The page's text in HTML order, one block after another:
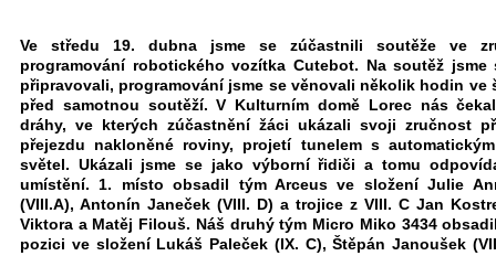
Ve středu 19. dubna jsme se zúčastnili soutěže ve
programování robotického vozítka Cutebot. Na soutěž jsme
připravovali, programování jsme se věnovali několik hodin ve
před samotnou soutěží. V Kulturním domě Lorec nás
dráhy, ve kterých zúčastnění žáci ukázali svoji zručnost
přejezdu nakloněné roviny, projetí tunelem s
světel. Ukázali jsme se jako výborní řidiči a tomu
umístění. 1. místo obsadil tým Arceus ve složení Julie
(VIII.A), Antonín Janeček (VIII. D) a trojice z VIII. C Jan
Viktora a Matěj Filouš. Náš druhý tým Micro Miko 3434
pozici ve složení Lukáš Paleček (IX. C), Štěpán Janoušek